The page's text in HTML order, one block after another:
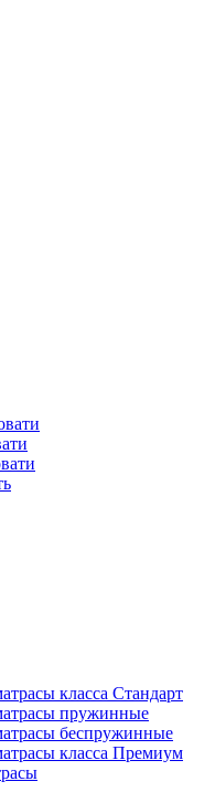
класса Стандарт
пружинные
беспружинные
класса Премиум